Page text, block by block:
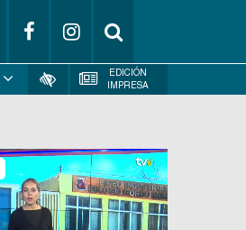
EDICIÓN
IMPRESA